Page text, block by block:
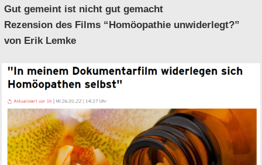
Gut gemeint ist nicht gut gemacht
Rezension des Films “Homöopathie unwiderlegt?”
von Erik Lemke